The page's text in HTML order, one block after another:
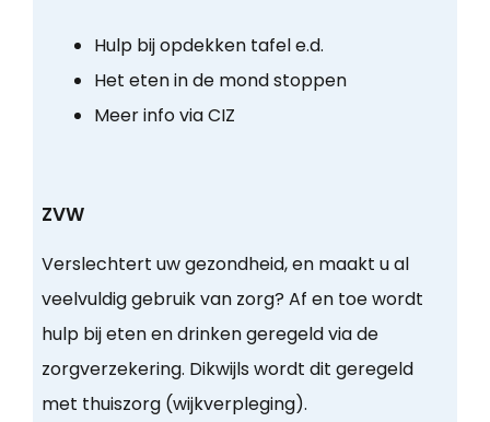
Hulp bij opdekken tafel e.d.
Het eten in de mond stoppen
Meer info via CIZ
ZVW
Verslechtert uw gezondheid, en maakt u al
veelvuldig gebruik van zorg? Af en toe wordt
hulp bij eten en drinken geregeld via de
zorgverzekering. Dikwijls wordt dit geregeld
met thuiszorg (wijkverpleging).